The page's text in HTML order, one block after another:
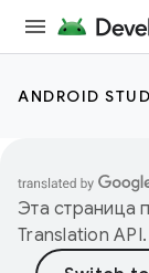
ANDROID
Эта страница
Translation API.